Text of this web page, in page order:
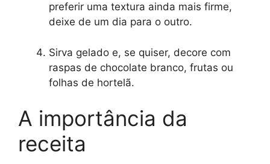
preferir uma textura ainda mais firme,
deixe de um dia para o outro.
Sirva gelado e, se quiser, decore com
raspas de chocolate branco, frutas ou
folhas de hortelã.
A importância da
receita